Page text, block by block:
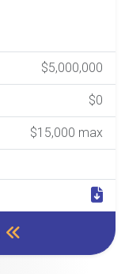
$5,000,000
$0
$15,000 max